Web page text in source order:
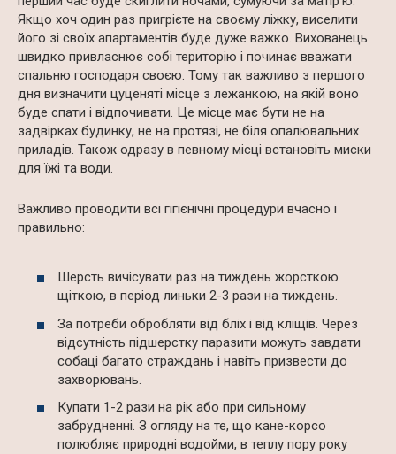
Якщо хоч один раз пригрієте на своєму ліжку, виселити
його зі своїх апартаментів буде дуже важко. Вихованець
швидко привласнює собі територію і починає вважати
спальню господаря своєю. Тому так важливо з першого
дня визначити цуценяті місце з лежанкою, на якій воно
буде спати і відпочивати. Це місце має бути не на
задвірках будинку, не на протязі, не біля опалювальних
приладів. Також одразу в певному місці встановіть миски
для їжі та води.
Важливо проводити всі гігієнічні процедури вчасно і
правильно:
Шерсть вичісувати раз на тиждень жорсткою
щіткою, в період линьки 2-3 рази на тиждень.
За потреби обробляти від бліх і від кліщів. Через
відсутність підшерстку паразити можуть завдати
собаці багато страждань і навіть призвести до
захворювань.
Купати 1-2 рази на рік або при сильному
забрудненні. З огляду на те, що кане-корсо
полюбляє природні водойми, в теплу пору року